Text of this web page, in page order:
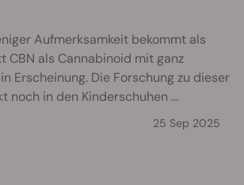
Aufmerksamkeit bekommt als
CBN als Cannabinoid mit ganz
Erscheinung. Die Forschung zu dieser
noch in den Kinderschuhen ...
25 Sep 2025